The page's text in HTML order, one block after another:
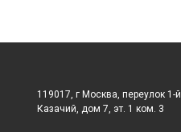
119017, г Москва, переулок 1-й
Казачий, дом 7, эт. 1 ком. 3